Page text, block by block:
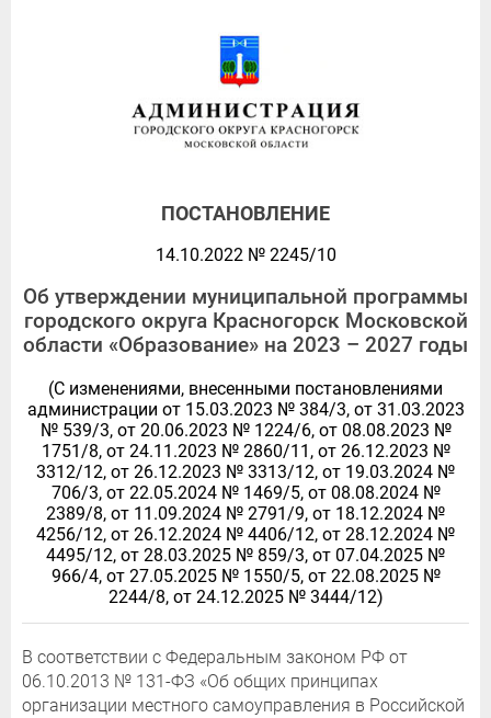
ПОСТАНОВЛЕНИЕ
14.10.2022 № 2245/10
Об утверждении муниципальной программы
городского округа Красногорск Московской
области «Образование» на 2023 – 2027 годы
(С изменениями, внесенными постановлениями
администрации от 15.03.2023 № 384/3, от 31.03.2023
№ 539/3, от 20.06.2023 № 1224/6, от 08.08.2023 №
1751/8, от 24.11.2023 № 2860/11, от 26.12.2023 №
3312/12, от 26.12.2023 № 3313/12, от 19.03.2024 №
706/3, от 22.05.2024 № 1469/5, от 08.08.2024 №
2389/8, от 11.09.2024 № 2791/9, от 18.12.2024 №
4256/12, от 26.12.2024 № 4406/12, от 28.12.2024 №
4495/12, от 28.03.2025 № 859/3, от 07.04.2025 №
966/4, от 27.05.2025 № 1550/5, от 22.08.2025 №
2244/8, от 24.12.2025 № 3444/12)
В соответствии с Федеральным законом РФ от
06.10.2013 № 131-ФЗ «Об общих принципах
организации местного самоуправления в Российской